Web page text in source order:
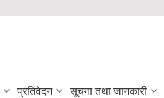
प्रतिवेदन सूचना तथा जानकारी